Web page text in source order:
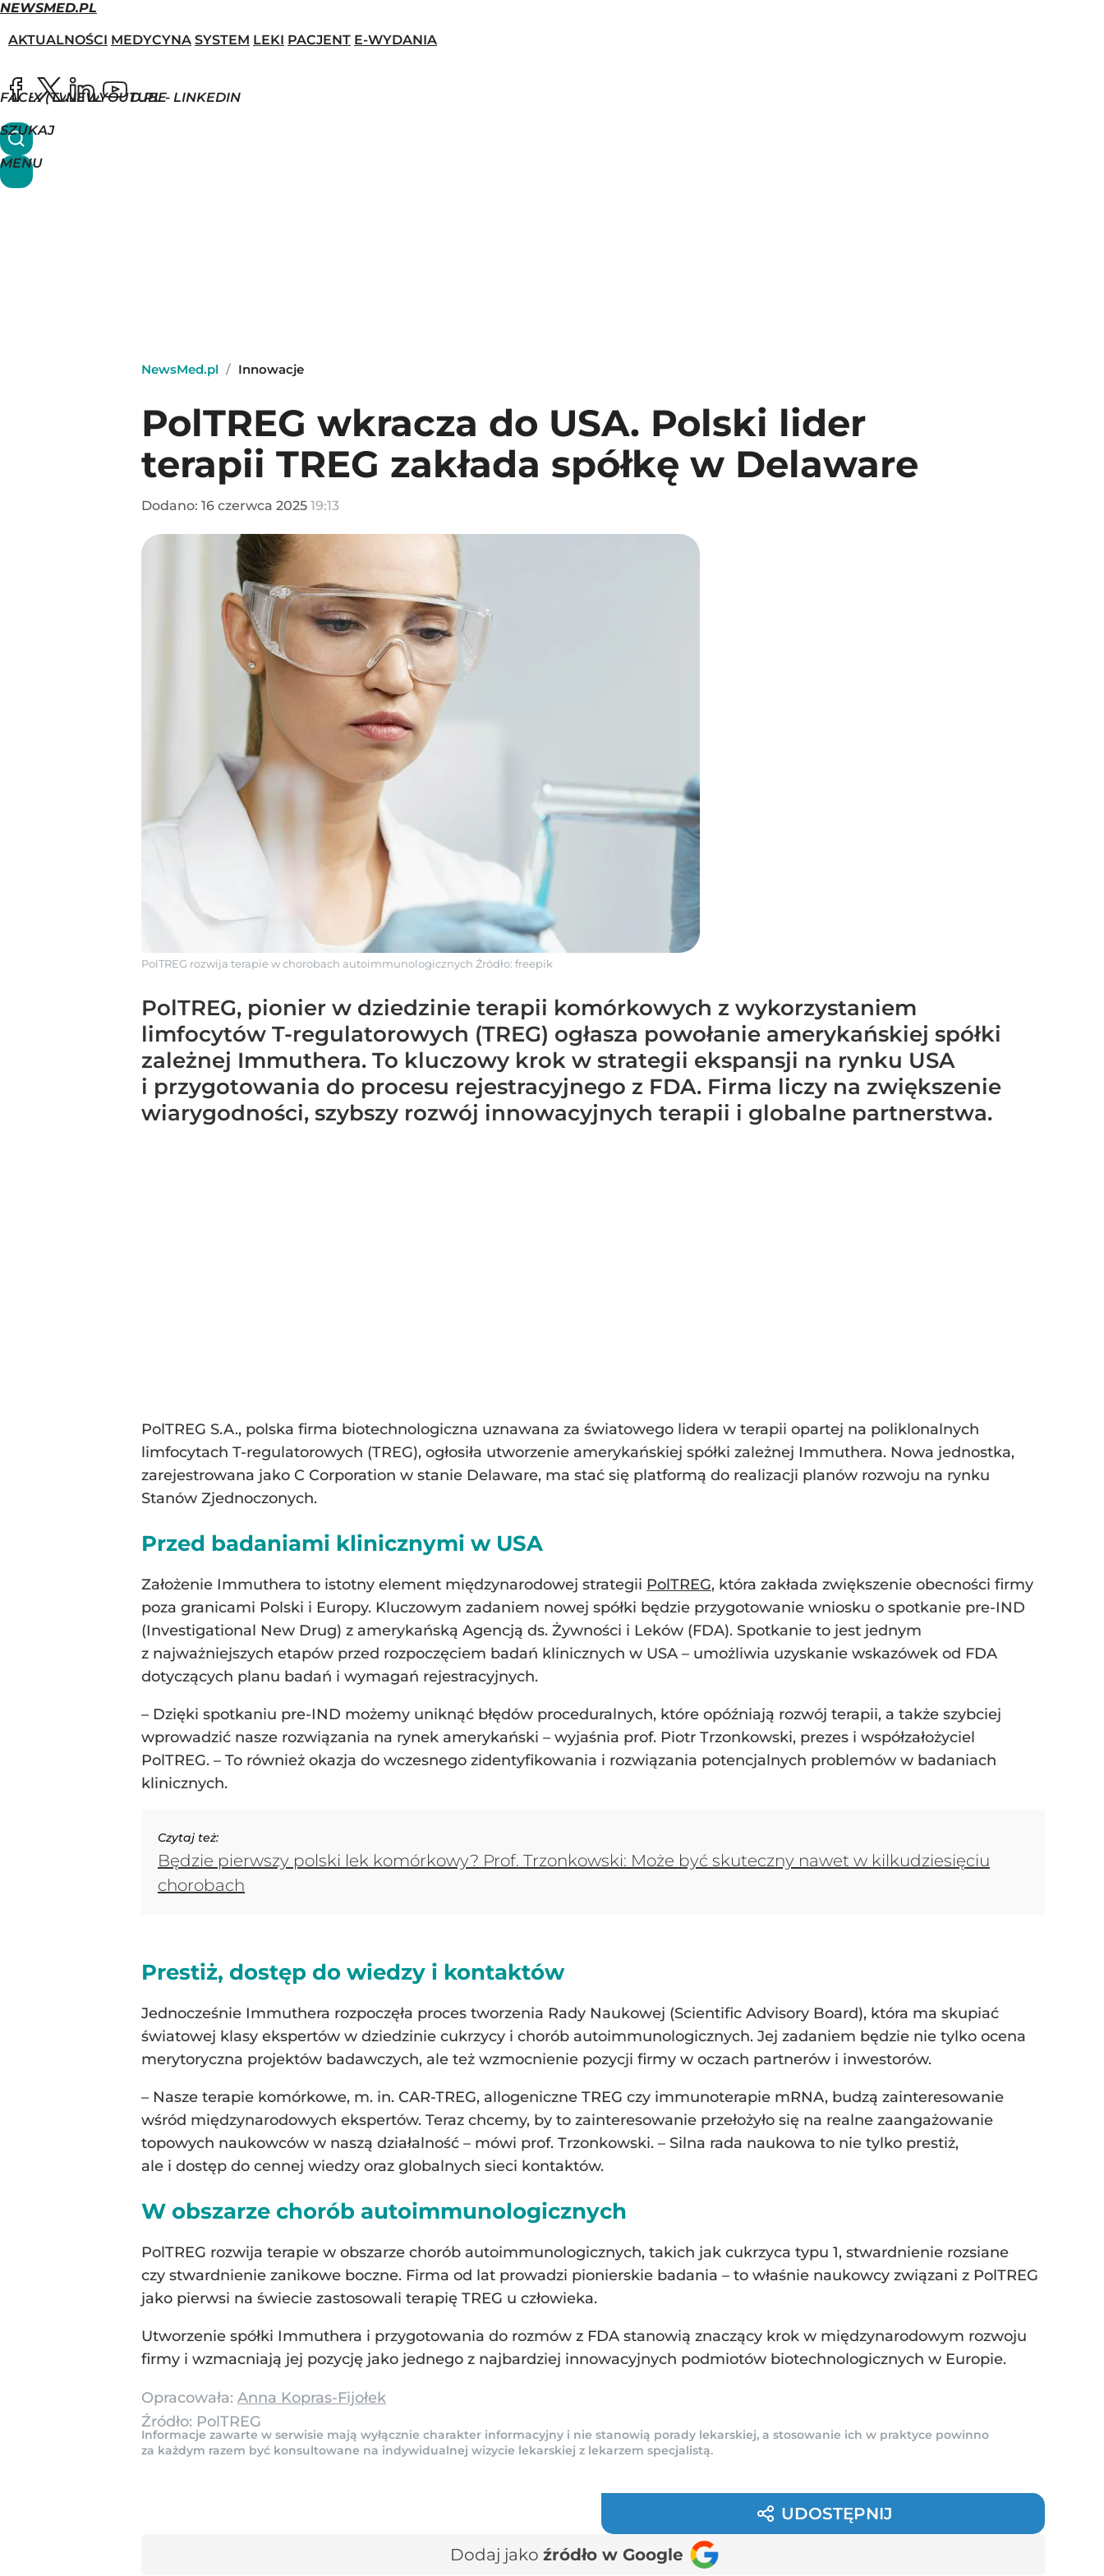
NEWSMED.PL
AKTUALNOŚCI MEDYCYNA SYSTEM LEKI PACJENT E-WYDANIA
FACEBOOK
X (TWITTER)
NEWSMED.PL - LINKEDIN
YOUTUBE
SZUKAJ
MENU
NewsMed.pl / Innowacje
PolTREG wkracza do USA. Polski lider
terapii TREG zakłada spółkę w Delaware
Dodano: 16 czerwca 2025 19:13
PolTREG rozwija terapie w chorobach autoimmunologicznych Źródło: freepik
PolTREG, pionier w dziedzinie terapii komórkowych z wykorzystaniem
limfocytów T-regulatorowych (TREG) ogłasza powołanie amerykańskiej spółki
zależnej Immuthera. To kluczowy krok w strategii ekspansji na rynku USA
i przygotowania do procesu rejestracyjnego z FDA. Firma liczy na zwiększenie
wiarygodności, szybszy rozwój innowacyjnych terapii i globalne partnerstwa.
PolTREG S.A., polska firma biotechnologiczna uznawana za światowego lidera w terapii opartej na poliklonalnych
limfocytach T-regulatorowych (TREG), ogłosiła utworzenie amerykańskiej spółki zależnej Immuthera. Nowa jednostka,
zarejestrowana jako C Corporation w stanie Delaware, ma stać się platformą do realizacji planów rozwoju na rynku
Stanów Zjednoczonych.
Przed badaniami klinicznymi w USA
Założenie Immuthera to istotny element międzynarodowej strategii PolTREG, która zakłada zwiększenie obecności firmy
poza granicami Polski i Europy. Kluczowym zadaniem nowej spółki będzie przygotowanie wniosku o spotkanie pre-IND
(Investigational New Drug) z amerykańską Agencją ds. Żywności i Leków (FDA). Spotkanie to jest jednym
z najważniejszych etapów przed rozpoczęciem badań klinicznych w USA – umożliwia uzyskanie wskazówek od FDA
dotyczących planu badań i wymagań rejestracyjnych.
– Dzięki spotkaniu pre-IND możemy uniknąć błędów proceduralnych, które opóźniają rozwój terapii, a także szybciej
wprowadzić nasze rozwiązania na rynek amerykański – wyjaśnia prof. Piotr Trzonkowski, prezes i współzałożyciel
PolTREG. – To również okazja do wczesnego zidentyfikowania i rozwiązania potencjalnych problemów w badaniach
klinicznych.
Czytaj też:
Będzie pierwszy polski lek komórkowy? Prof. Trzonkowski: Może być skuteczny nawet w kilkudziesięciu
chorobach
Prestiż, dostęp do wiedzy i kontaktów
Jednocześnie Immuthera rozpoczęła proces tworzenia Rady Naukowej (Scientific Advisory Board), która ma skupiać
światowej klasy ekspertów w dziedzinie cukrzycy i chorób autoimmunologicznych. Jej zadaniem będzie nie tylko ocena
merytoryczna projektów badawczych, ale też wzmocnienie pozycji firmy w oczach partnerów i inwestorów.
– Nasze terapie komórkowe, m. in. CAR-TREG, allogeniczne TREG czy immunoterapie mRNA, budzą zainteresowanie
wśród międzynarodowych ekspertów. Teraz chcemy, by to zainteresowanie przełożyło się na realne zaangażowanie
topowych naukowców w naszą działalność – mówi prof. Trzonkowski. – Silna rada naukowa to nie tylko prestiż,
ale i dostęp do cennej wiedzy oraz globalnych sieci kontaktów.
W obszarze chorób autoimmunologicznych
PolTREG rozwija terapie w obszarze chorób autoimmunologicznych, takich jak cukrzyca typu 1, stwardnienie rozsiane
czy stwardnienie zanikowe boczne. Firma od lat prowadzi pionierskie badania – to właśnie naukowcy związani z PolTREG
jako pierwsi na świecie zastosowali terapię TREG u człowieka.
Utworzenie spółki Immuthera i przygotowania do rozmów z FDA stanowią znaczący krok w międzynarodowym rozwoju
firmy i wzmacniają jej pozycję jako jednego z najbardziej innowacyjnych podmiotów biotechnologicznych w Europie.
Opracowała: Anna Kopras-Fijołek
Źródło: PolTREG
Informacje zawarte w serwisie mają wyłącznie charakter informacyjny i nie stanowią porady lekarskiej, a stosowanie ich w praktyce powinno
za każdym razem być konsultowane na indywidualnej wizycie lekarskiej z lekarzem specjalistą.
UDOSTĘPNIJ
Dodaj jako źródło w Google